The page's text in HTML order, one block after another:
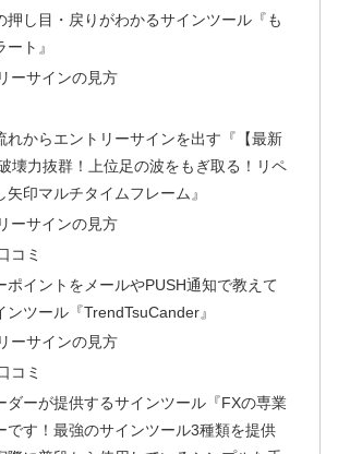
押し目・戻りがわかるサインツール『も
ト』
ーサインの見方
れからエントリーサインを出す『【最新
壊力抜群！上位足の波をもぎ取る！リペ
矢印マルチタイムフレーム』
ーサインの見方
コミ
ポイントをメールやPUSH通知で教えて
ンツール『TrendTsuCander』
ーサインの見方
コミ
ダーが提供するサインツール『FXの専業
です！最強のサインツール3種類を提供